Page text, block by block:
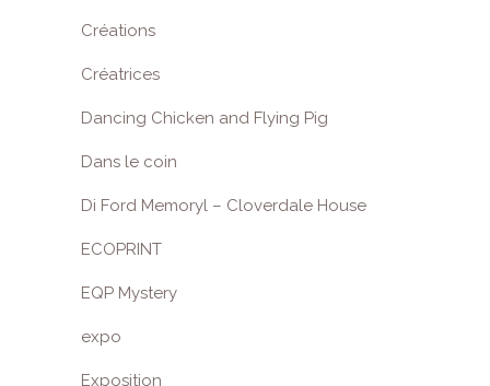
Créations
Créatrices
Dancing Chicken and Flying Pig
Dans le coin
Di Ford Memoryl – Cloverdale House
ECOPRINT
EQP Mystery
expo
Exposition